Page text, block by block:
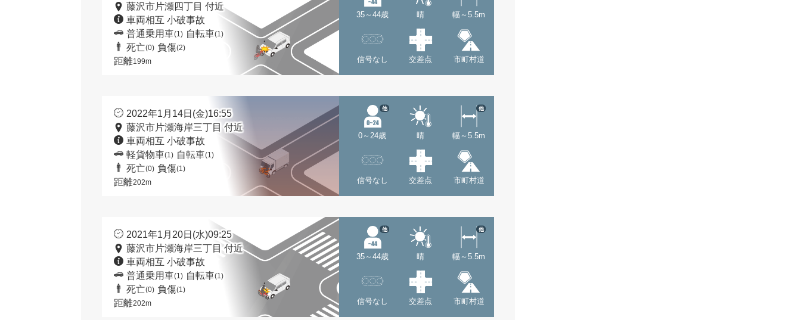
藤沢市片瀬四丁目 付近
車両相互 小破事故
普通乗用車(1) 自転車(1)
死亡(0) 負傷(2)
距離199m
35～44歳 晴 幅～5.5m
信号なし 交差点 市町村道
2022年1月14日(金)16:55
藤沢市片瀬海岸三丁目 付近
車両相互 小破事故
軽貨物車(1) 自転車(1)
死亡(0) 負傷(1)
距離202m
0～24歳
他
晴 幅～5.5m
他
信号なし 交差点 市町村道
2021年1月20日(水)09:25
藤沢市片瀬海岸三丁目 付近
車両相互 小破事故
普通乗用車(1) 自転車(1)
死亡(0) 負傷(1)
距離202m
35～44歳
他
晴 幅～5.5m
他
信号なし 交差点 市町村道